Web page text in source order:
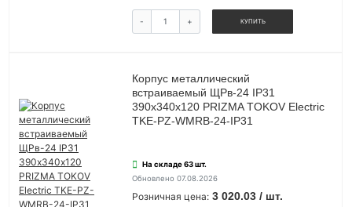
- + КУПИТЬ
Корпус металлический
встраиваемый ЩРв-24 IP31
390х340х120 PRIZMA TOKOV Electric
TKE-PZ-WMRB-24-IP31
На складе 63 шт.
Обновлено 07.08.2026
Розничная цена: 3 020.03 / шт.